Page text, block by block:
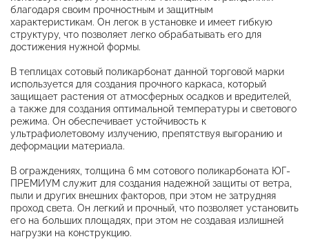
благодаря своим прочностным и защитным
характеристикам. Он легок в установке и имеет гибкую
структуру, что позволяет легко обрабатывать его для
достижения нужной формы.
В теплицах сотовый поликарбонат данной торговой марки
используется для создания прочного каркаса, который
защищает растения от атмосферных осадков и вредителей,
а также для создания оптимальной температуры и светового
режима. Он обеспечивает устойчивость к
ультрафиолетовому излучению, препятствуя выгоранию и
деформации материала.
В ограждениях, толщина 6 мм сотового поликарбоната ЮГ-
ПРЕМИУМ служит для создания надежной защиты от ветра,
пыли и других внешних факторов, при этом не затрудняя
проход света. Он легкий и прочный, что позволяет установить
его на больших площадях, при этом не создавая излишней
нагрузки на конструкцию.